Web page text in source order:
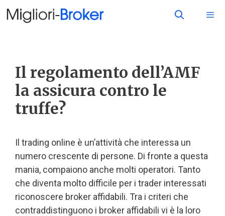
Il regolamento dell’AMF
la assicura contro le
truffe?
Il trading online è un’attività che interessa un
numero crescente di persone. Di fronte a questa
mania, compaiono anche molti operatori. Tanto
che diventa molto difficile per i trader interessati
riconoscere broker affidabili. Tra i criteri che
contraddistinguono i broker affidabili vi è la loro